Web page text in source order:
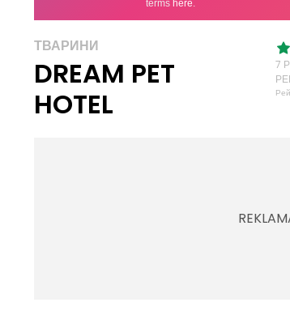
ТВАРИНИ
DREAM PET
HOTEL
7